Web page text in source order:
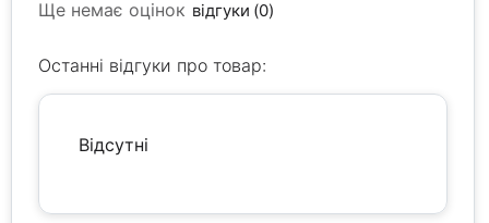
Ще немає оцінок відгуки (0)
Останні відгуки про товар:
Відсутні